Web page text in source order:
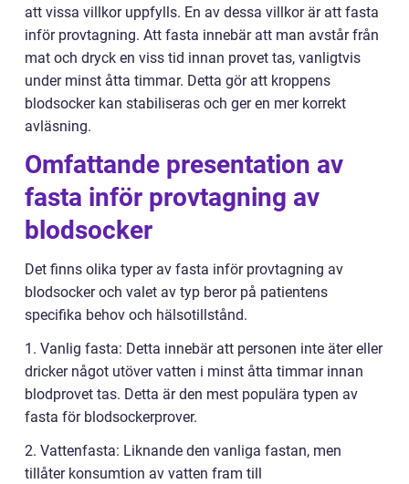
att vissa villkor uppfylls. En av dessa villkor är att fasta
inför provtagning. Att fasta innebär att man avstår från
mat och dryck en viss tid innan provet tas, vanligtvis
under minst åtta timmar. Detta gör att kroppens
blodsocker kan stabiliseras och ger en mer korrekt
avläsning.
Omfattande presentation av
fasta inför provtagning av
blodsocker
Det finns olika typer av fasta inför provtagning av
blodsocker och valet av typ beror på patientens
specifika behov och hälsotillstånd.
1. Vanlig fasta: Detta innebär att personen inte äter eller
dricker något utöver vatten i minst åtta timmar innan
blodprovet tas. Detta är den mest populära typen av
fasta för blodsockerprover.
2. Vattenfasta: Liknande den vanliga fastan, men
tillåter konsumtion av vatten fram till